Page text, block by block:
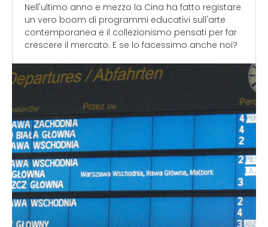
Nell'ultimo anno e mezzo la Cina ha fatto registare
un vero boom di programmi educativi sull'arte
contemporanea e il collezionismo pensati per far
crescere il mercato. E se lo facessimo anche noi?